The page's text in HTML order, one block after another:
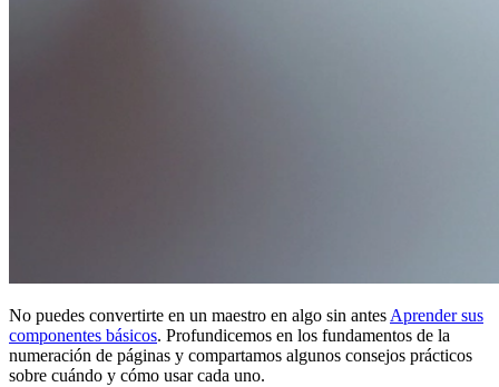
No puedes convertirte en un maestro en algo sin antesAprender sus
componentes básicos. Profundicemos en los fundamentos de la
numeración de páginas y compartamos algunos consejos prácticos
sobre cuándo y cómo usar cada uno.